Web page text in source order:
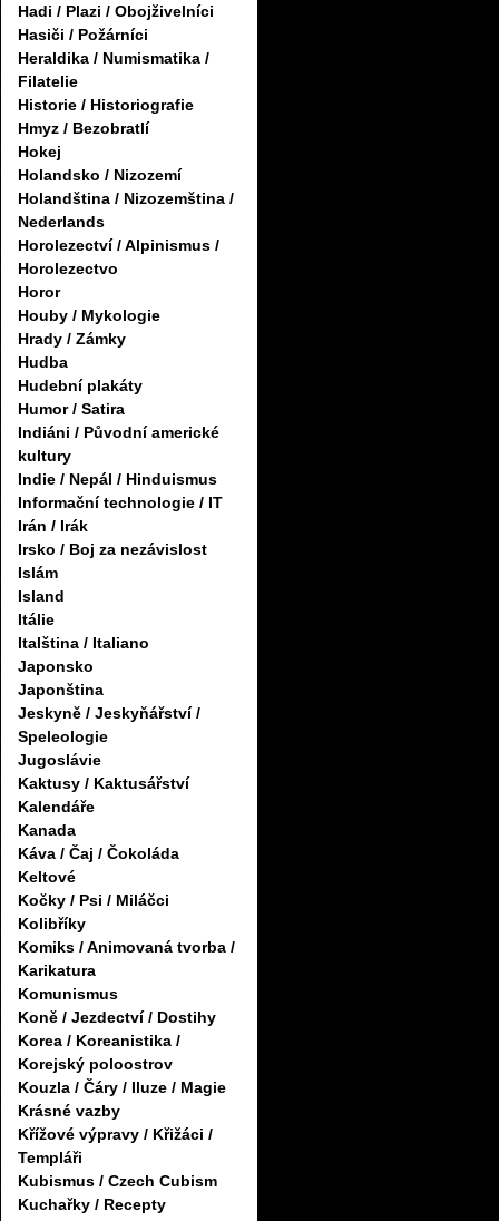
Hadi / Plazi / Obojživelníci
Hasiči / Požárníci
Heraldika / Numismatika /
Filatelie
Historie / Historiografie
Hmyz / Bezobratlí
Hokej
Holandsko / Nizozemí
Holandština / Nizozemština /
Nederlands
Horolezectví / Alpinismus /
Horolezectvo
Horor
Houby / Mykologie
Hrady / Zámky
Hudba
Hudební plakáty
Humor / Satira
Indiáni / Původní americké
kultury
Indie / Nepál / Hinduismus
Informační technologie / IT
Irán / Irák
Irsko / Boj za nezávislost
Islám
Island
Itálie
Italština / Italiano
Japonsko
Japonština
Jeskyně / Jeskyňářství /
Speleologie
Jugoslávie
Kaktusy / Kaktusářství
Kalendáře
Kanada
Káva / Čaj / Čokoláda
Keltové
Kočky / Psi / Miláčci
Kolibříky
Komiks / Animovaná tvorba /
Karikatura
Komunismus
Koně / Jezdectví / Dostihy
Korea / Koreanistika /
Korejský poloostrov
Kouzla / Čáry / Iluze / Magie
Krásné vazby
Křížové výpravy / Křižáci /
Templáři
Kubismus / Czech Cubism
Kuchařky / Recepty